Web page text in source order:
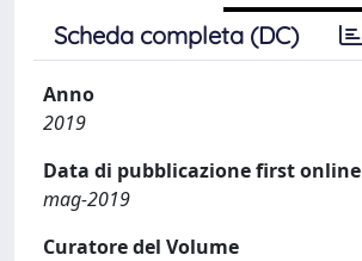
Scheda completa (DC)
Anno
2019
Data di pubblicazione first online
mag-2019
Curatore del Volume